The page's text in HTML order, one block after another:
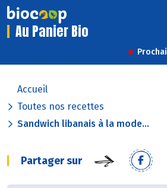
Au Panier Bio
Accueil
Toutes nos recettes
Sandwich libanais à la mode...
Partager sur